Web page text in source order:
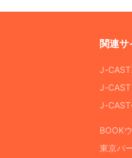
関連サ
J-
J-
J-
BOOK
東京バ